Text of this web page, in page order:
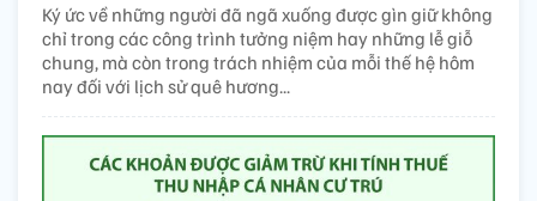
Ký ức về những người đã ngã xuống được gìn giữ không
chỉ trong các công trình tưởng niệm hay những lễ giỗ
chung, mà còn trong trách nhiệm của mỗi thế hệ hôm
nay đối với lịch sử quê hương...